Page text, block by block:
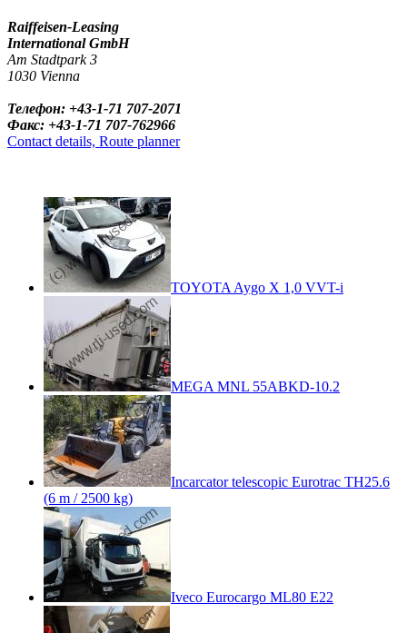
Raiffeisen-Leasing
International GmbH
Am Stadtpark 3
1030 Vienna
Телефон: +43-1-71 707-2071
Факс: +43-1-71 707-762966
Contact details, Route planner
TOYOTA Aygo X 1,0 VVT-i
MEGA MNL 55ABKD-10.2
Incarcator telescopic Eurotrac TH25.6
(6 m / 2500 kg)
Iveco Eurocargo ML80 E22